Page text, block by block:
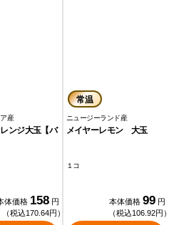
産
ンジ大玉【バ
体価格 158 円
（税込170.64円）
常温
ニュージーランド産
メイヤーレモン 大玉
１コ
本体価格 99 円
（税込106.92円